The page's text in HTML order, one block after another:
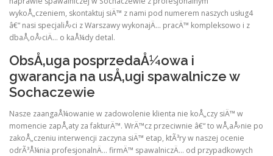
wykoÅ„czeniem, skontaktuj siÄ™ z nami pod numerem naszych usług4
â€“ nasi specjaliÅ›ci z Warszawy wykonajÄ… pracÄ™ kompleksowo i z
dbaÅ‚oÅ›ciÄ… o kaÅ¼dy detal.
ObsÅ‚uga posprzedaÅ¼owa i
gwarancja na usÅ‚ugi spawalnicze w
Sochaczewie
Nasze zaangaÅ¼owanie w zadowolenie klienta nie koÅ„czy siÄ™ w
momencie zapÅ‚aty za fakturÄ™. WrÄ™cz przeciwnie â€“ to wÅ‚aÅ›nie po
zakoÅ„czeniu interwencji zaczyna siÄ™ etap, ktÃ³ry w naszej ocenie
odrÃ³Å¼nia profesjonalnÄ… firmÄ™ spawalniczÄ… od przypadkowych